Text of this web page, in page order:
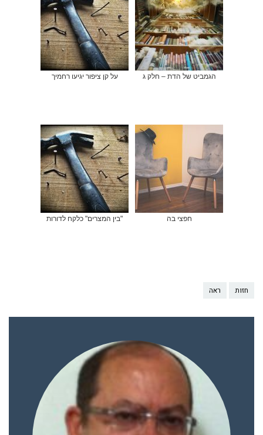
הגמביט של הדת – חלק ג על קן ציפור יגיעו רחמיך
חפצי בה "בין המצרים" כלקח לדורות
חזות ראה